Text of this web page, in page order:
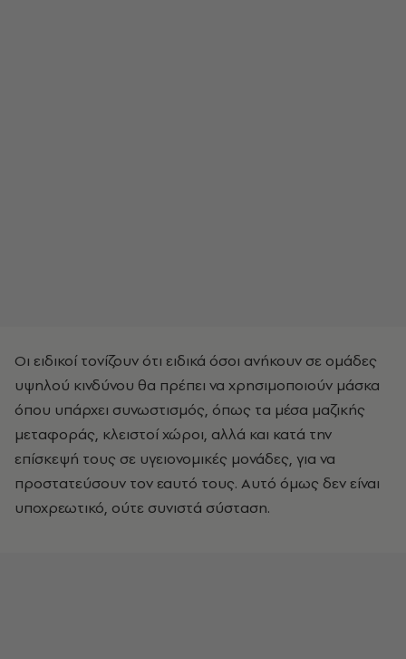
Οι ειδικοί τονίζουν ότι ειδικά όσοι ανήκουν σε ομάδες
υψηλού κινδύνου θα πρέπει να χρησιμοποιούν μάσκα
όπου υπάρχει συνωστισμός, όπως τα μέσα μαζικής
μεταφοράς, κλειστοί χώροι, αλλά και κατά την
επίσκεψή τους σε υγειονομικές μονάδες, για να
προστατεύσουν τον εαυτό τους. Αυτό όμως δεν είναι
υποχρεωτικό, ούτε συνιστά σύσταση.